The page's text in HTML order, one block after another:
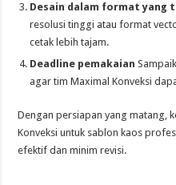
Desain dalam format yang
resolusi tinggi atau format
cetak lebih tajam.
Deadline pemakaian
agar tim Maximal Konveksi
Dengan persiapan yang matang,
Konveksi untuk sablon kaos
efektif dan minim revisi.